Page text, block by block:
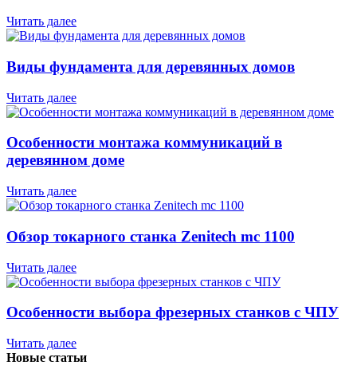
Читать далее
Виды фундамента для деревянных домов
Читать далее
Особенности монтажа коммуникаций в
деревянном доме
Читать далее
Обзор токарного станка Zenitech mc 1100
Читать далее
Особенности выбора фрезерных станков с ЧПУ
Читать далее
Новые статьи